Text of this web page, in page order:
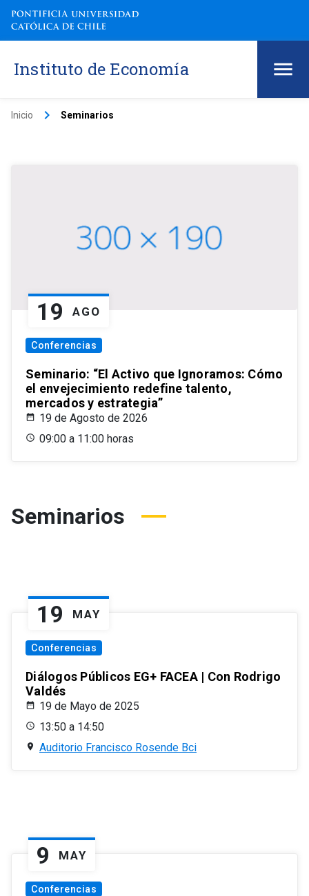
Instituto de Economía
Inicio keyboard_arrow_right Seminarios
19 AGO
Conferencias
Seminario: “El Activo que Ignoramos: Cómo
el envejecimiento redefine talento,
mercados y estrategia”
19 de Agosto de 2026
09:00 a 11:00 horas
Seminarios
19 MAY
Conferencias
Diálogos Públicos EG+ FACEA | Con Rodrigo
Valdés
19 de Mayo de 2025
13:50 a 14:50
Auditorio Francisco Rosende Bci
9 MAY
Conferencias